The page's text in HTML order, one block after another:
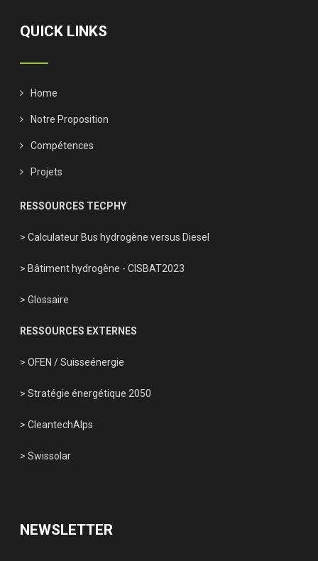
QUICK LINKS
Home
Notre Proposition
Compétences
Projets
RESSOURCES TECPHY
> Calculateur Bus hydrogène versus Diesel
> Bâtiment hydrogène - CISBAT2023
> Glossaire
RESSOURCES EXTERNES
> OFEN /Suisseénergie
> Stratégie énergétique 2050
> CleantechAlps
> Swissolar
NEWSLETTER